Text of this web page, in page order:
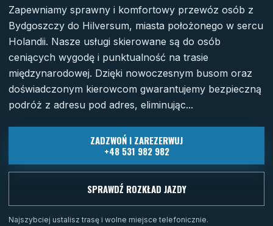
Zapewniamy sprawny i komfortowy przewóz osób z
Bydgoszczy do Hilversum, miasta położonego w sercu
Holandii. Nasze usługi skierowane są do osób
ceniących wygodę i punktualność na trasie
międzynarodowej. Dzięki nowoczesnym busom oraz
doświadczonym kierowcom gwarantujemy bezpieczną
podróż z adresu pod adres, eliminując...
ZADZWOŃ I ZAREZERWUJ
+48 531 982 982
SPRAWDŹ ROZKŁAD JAZDY
Najszybciej ustalisz trasę i wolne miejsce telefonicznie.